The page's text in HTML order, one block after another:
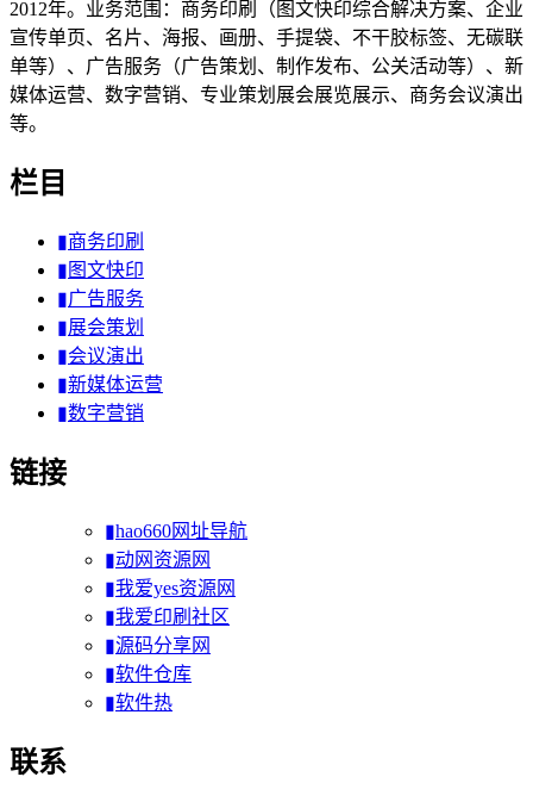
2012年。业务范围：商务印刷（图文快印综合解决方案、企业
宣传单页、名片、海报、画册、手提袋、不干胶标签、无碳联
单等）、广告服务（广告策划、制作发布、公关活动等）、新
媒体运营、数字营销、专业策划展会展览展示、商务会议演出
等。
栏目
▮商务印刷
▮图文快印
▮广告服务
▮展会策划
▮会议演出
▮新媒体运营
▮数字营销
链接
▮hao660网址导航
▮动网资源网
▮我爱yes资源网
▮我爱印刷社区
▮源码分享网
▮软件仓库
▮软件热
联系